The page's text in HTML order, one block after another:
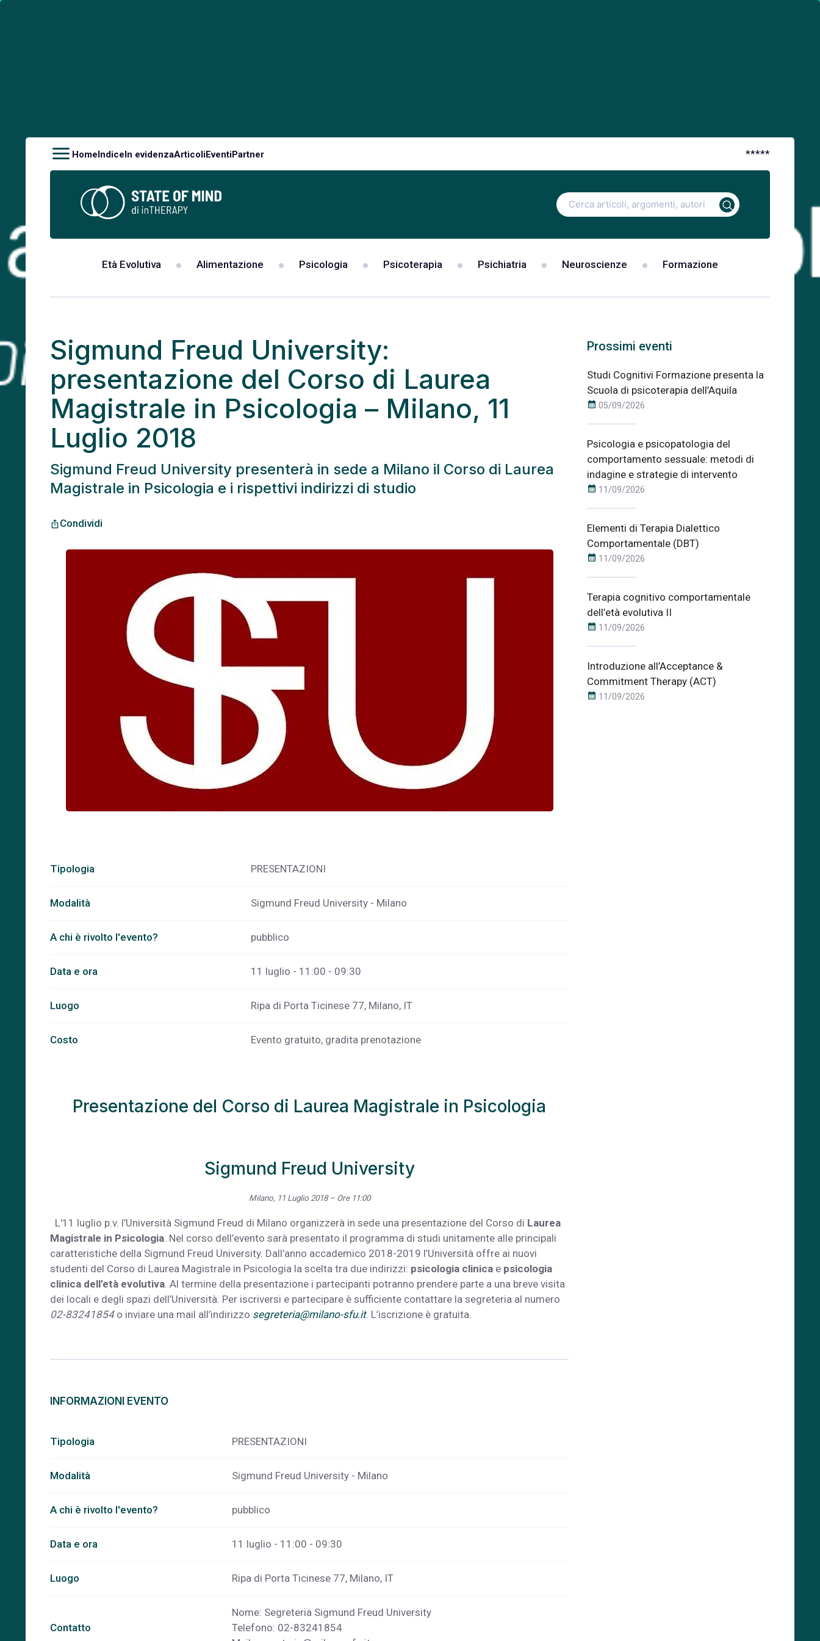
HomeIndiceIn evidenzaArticoliEventiPartner *****
Ricerca
per:
Età Evolutiva Alimentazione Psicologia Psicoterapia Psichiatria Neuroscienze Formazione
Sigmund Freud University:
presentazione del Corso di Laurea
Magistrale in Psicologia – Milano, 11
Luglio 2018
Sigmund Freud University presenterà in sede a Milano il Corso di Laurea
Magistrale in Psicologia e i rispettivi indirizzi di studio
ios_shareCondividi
Tipologia PRESENTAZIONI
Modalità Sigmund Freud University - Milano
A chi è rivolto l'evento? pubblico
Data e ora 11 luglio - 11:00 - 09:30
Luogo Ripa di Porta Ticinese 77, Milano, IT
Costo Evento gratuito, gradita prenotazione
Presentazione del Corso di Laurea Magistrale in Psicologia
Sigmund Freud University
Milano, 11 Luglio 2018 – Ore 11:00
L'11 luglio p.v. l’Università Sigmund Freud di Milano organizzerà in sede una presentazione del Corso di Laurea
Magistrale in Psicologia. Nel corso dell’evento sarà presentato il programma di studi unitamente alle principali
caratteristiche della Sigmund Freud University. Dall’anno accademico 2018-2019 l’Università offre ai nuovi
studenti del Corso di Laurea Magistrale in Psicologia la scelta tra due indirizzi: psicologia clinica e psicologia
clinica dell’età evolutiva. Al termine della presentazione i partecipanti potranno prendere parte a una breve visita
dei locali e degli spazi dell’Università. Per iscriversi e partecipare è sufficiente contattare la segreteria al numero
02-83241854o inviare una mail all’indirizzo segreteria@milano-sfu.it. L’iscrizione è gratuita.
INFORMAZIONI EVENTO
Tipologia PRESENTAZIONI
Modalità Sigmund Freud University - Milano
A chi è rivolto l'evento? pubblico
Data e ora 11 luglio - 11:00 - 09:30
Luogo Ripa di Porta Ticinese 77, Milano, IT
Contatto
Nome: Segreteria Sigmund Freud University
Telefono: 02-83241854
Prossimi eventi
Studi Cognitivi Formazione presenta la
Scuola di psicoterapia dell’Aquila
calendar_month 05/09/2026
Psicologia e psicopatologia del
comportamento sessuale: metodi di
indagine e strategie di intervento
calendar_month 11/09/2026
Elementi di Terapia Dialettico
Comportamentale (DBT)
calendar_month 11/09/2026
Terapia cognitivo comportamentale
dell’età evolutiva II
calendar_month 11/09/2026
Introduzione all’Acceptance &
Commitment Therapy (ACT)
calendar_month 11/09/2026